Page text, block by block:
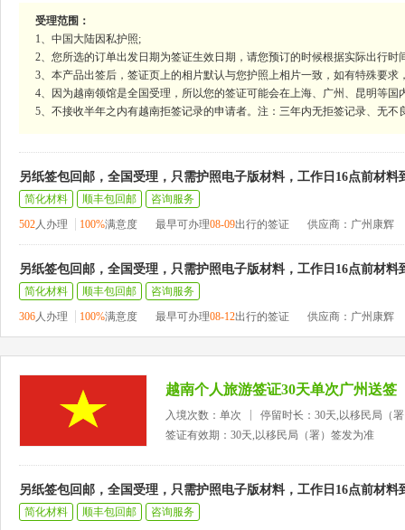
受理范围：
1、中国大陆因私护照;
2、您所选的订单出发日期为签证生效日期，请您预订的时候根据实际出行时
3、本产品出签后，签证页上的相片默认与您护照上相片一致，如有特殊要求
4、因为越南领馆是全国受理，所以您的签证可能会在上海、广州、昆明等国
5、不接收半年之内有越南拒签记录的申请者。注：三年内无拒签记录、无
另纸签包回邮，全国受理，只需护照电子版材料，工作日16点前材料
简化材料 顺丰包回邮
咨询服务
502人办理 100%满意度 最早可办理08-09出行的签证 供应商：广州康辉
另纸签包回邮，全国受理，只需护照电子版材料，工作日16点前材料
简化材料 顺丰包回邮
咨询服务
306人办理 100%满意度 最早可办理08-12出行的签证 供应商：广州康辉
越南个人旅游签证30天单次广州送签
入境次数：单次
停留时长：30天,以移民局（
签证有效期：30天,以移民局（署）签发为准
另纸签包回邮，全国受理，只需护照电子版材料，工作日16点前材料
简化材料 顺丰包回邮
咨询服务